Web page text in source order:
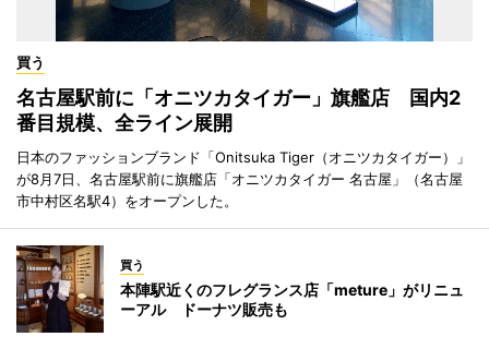
買う
名古屋駅前に「オニツカタイガー」旗艦店 国内2
番目規模、全ライン展開
日本のファッションブランド「Onitsuka Tiger（オニツカタイガー）」
が8月7日、名古屋駅前に旗艦店「オニツカタイガー 名古屋」（名古屋
市中村区名駅4）をオープンした。
買う
本陣駅近くのフレグランス店「meture」がリニュ
ーアル ドーナツ販売も